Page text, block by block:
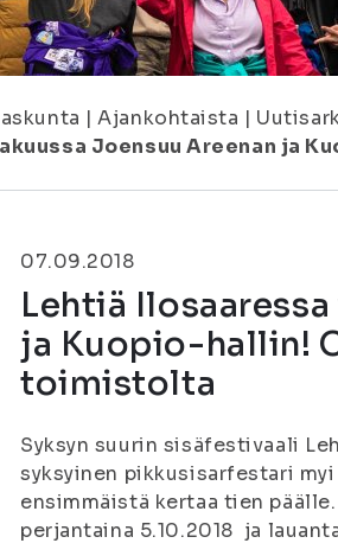
| Ajankohtaista |
Joensuu Areenan ja
07.09.2018
Lehtiä
ja Kuopio-hallin!
toimistolta
Syksyn suurin sisäfestivaali
syksyinen pikkusisarfestari
ensimmäistä kertaa tien
perjantaina 5.10.2018 ja